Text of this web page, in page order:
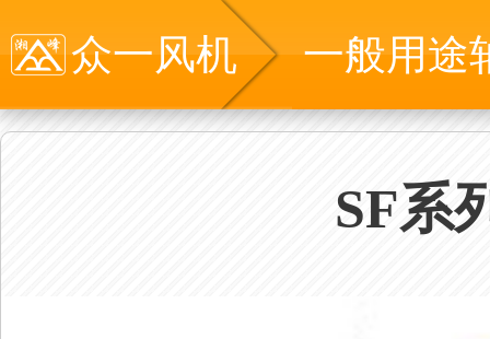
众一风机 一般用途
SF系